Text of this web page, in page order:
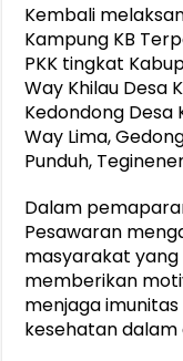
Kembali
Kampung KB
PKK tingkat
Way Khilau Desa
Kedondong
Way Lima,
Punduh,
Dalam
Pesawaran
masyarakat yang
memberikan
menjaga
kesehatan